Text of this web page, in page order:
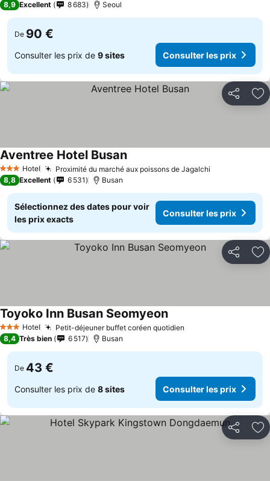
8,9 Excellent 8 683 Seoul
De 90 €
Consulter les prix de 9 sites Consulter les prix
Partager
3 ÉtoilesHotel Proximité du marché aux poissons de Jagalchi
Aventree Hotel BusanConsulter les prix
8,8 Excellent 6 531 Busan
Sélectionnez des dates pour voir
les prix exacts
Consulter les prix
Partager
3 ÉtoilesHotel Petit-déjeuner buffet coréen quotidien
Toyoko Inn Busan SeomyeonConsulter les prix
8,4 Très bien 6 517 Busan
De 43 €
Consulter les prix de 8 sites Consulter les prix
Partager